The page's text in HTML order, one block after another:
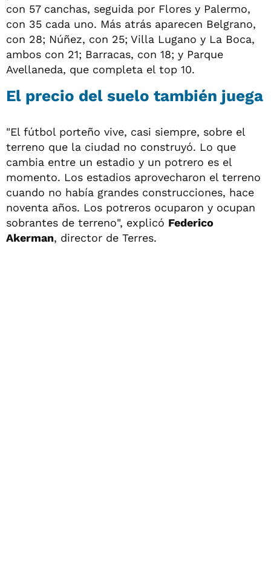
con 57 canchas, seguida por Flores y Palermo,
con 35 cada uno. Más atrás aparecen Belgrano,
con 28; Núñez, con 25; Villa Lugano y La Boca,
ambos con 21; Barracas, con 18; y Parque
Avellaneda, que completa el top 10.
El precio del suelo también juega
"El fútbol porteño vive, casi siempre, sobre el
terreno que la ciudad no construyó. Lo que
cambia entre un estadio y un potrero es el
momento. Los estadios aprovecharon el terreno
cuando no había grandes construcciones, hace
noventa años. Los potreros ocuparon y ocupan
sobrantes de terreno", explicó Federico
Akerman, director de Terres.